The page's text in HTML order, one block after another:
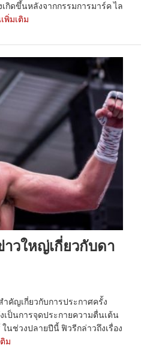
เกิดขึ้นหลังจากกรรมการมาร์ค ไล
พิ่มเติม
วใหญ่เกี่ยวกับดา
คัญเกี่ยวกับการประกาศครั้ง
เป็นการจุดประกายความตื่นเต้น
นช่วงปลายปีนี้ ฟิวรีกล่าวถึงเรื่อง
ม